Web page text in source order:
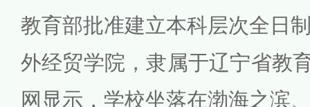
教育部批准建立本科层次全日
外经贸学院，隶属于辽宁省教
网显示，学校坐落在渤海之滨